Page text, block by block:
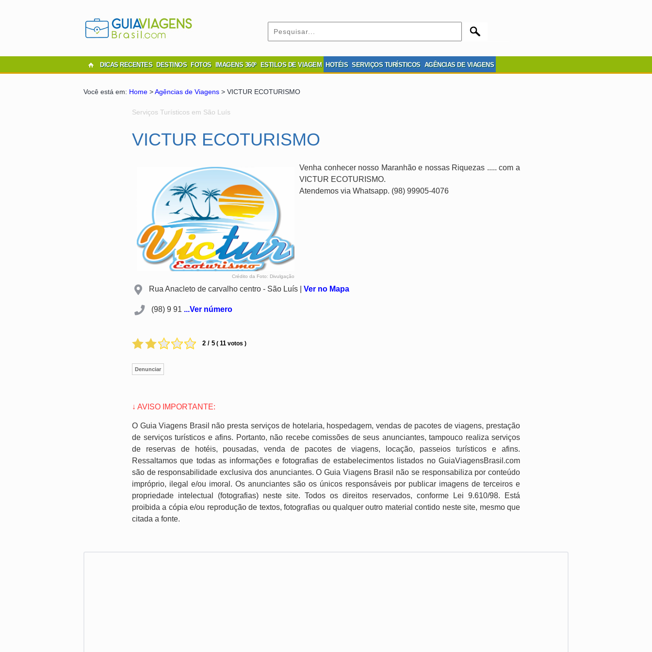
DICAS RECENTES DESTINOS FOTOS IMAGENS 360º ESTILOS DE VIAGEM HOTÉIS SERVIÇOS TURÍSTICOS AGÊNCIAS DE VIAGENS
Você está em: Home >Agências de Viagens > VICTUR ECOTURISMO
Serviços Turísticos em São Luís
VICTUR ECOTURISMO
Crédito da Foto: Divulgação
Venha conhecer nosso Maranhão e nossas Riquezas ..... com a
VICTUR ECOTURISMO.
Atendemos via Whatsapp. (98) 99905-4076
Rua Anacleto de carvalho centro - São Luís | Ver no Mapa
(98) 9 91 ...Ver número
2 / 5 ( 11 votos )
Denunciar
↓ AVISO IMPORTANTE:
O Guia Viagens Brasil não presta serviços de hotelaria, hospedagem, vendas de pacotes de viagens, prestação
de serviços turísticos e afins. Portanto, não recebe comissões de seus anunciantes, tampouco realiza serviços
de reservas de hotéis, pousadas, venda de pacotes de viagens, locação, passeios turísticos e afins.
Ressaltamos que todas as informações e fotografias de estabelecimentos listados no GuiaViagensBrasil.com
são de responsabilidade exclusiva dos anunciantes. O Guia Viagens Brasil não se responsabiliza por conteúdo
impróprio, ilegal e/ou imoral. Os anunciantes são os únicos responsáveis por publicar imagens de terceiros e
propriedade intelectual (fotografias) neste site. Todos os direitos reservados, conforme Lei 9.610/98. Está
proibida a cópia e/ou reprodução de textos, fotografias ou qualquer outro material contido neste site, mesmo que
citada a fonte.